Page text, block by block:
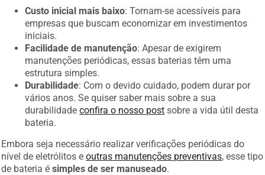
Custo inicial mais baixo: Tornam-se acessíveis para
empresas que buscam economizar em investimentos
iniciais.
Facilidade de manutenção: Apesar de exigirem
manutenções periódicas, essas baterias têm uma
estrutura simples.
Durabilidade: Com o devido cuidado, podem durar por
vários anos. Se quiser saber mais sobre a sua
durabilidadeconfira o nosso post sobre a vida útil desta
bateria.
Embora seja necessário realizar verificações periódicas do
nível de eletrólitos eoutras manutenções preventivas, esse tipo
de bateria ésimples de ser manuseado.